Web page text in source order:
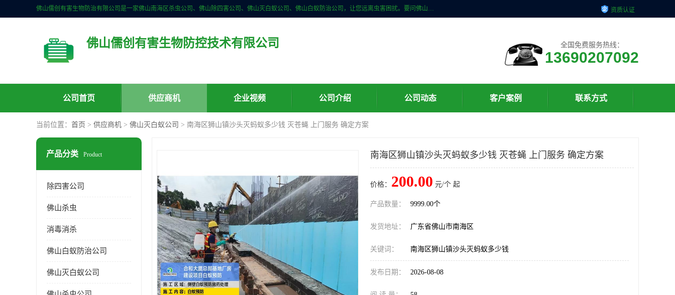
佛山儒创有害生物防治有限公司是一家佛山南海区杀虫公司、佛山除四害公司、佛山灭白蚁公司、佛山白蚁防治公司，让您远离虫害困扰。要问佛山白蚁防治哪家好？佛山儒创有害生物防治有限公司全佛山、广州，正规公司，上门勘查，可靠，售后有保障。 资质认证
佛山儒创有害生物防控技术有限公司 全国免费服务热线：
13690207092
公司首页 供应商机 企业视频 公司介绍 公司动态 客户案例 联系方式
当前位置： 首页 > 供应商机 > 佛山灭白蚁公司 > 南海区狮山镇沙头灭蚂蚁多少钱 灭苍蝇 上门服务 确定方案
产品分类 Product
除四害公司
佛山杀虫
消毒消杀
佛山白蚁防治公司
佛山灭白蚁公司
南海区狮山镇沙头灭蚂蚁多少钱 灭苍蝇 上门服务 确定方案
价格： 200.00 元/个 起
产品数量： 9999.00个
发货地址： 广东省佛山市南海区
关键词： 南海区狮山镇沙头灭蚂蚁多少钱
发布日期： 2026-08-08